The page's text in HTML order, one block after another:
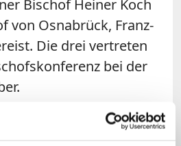
Bischof Heiner Koch
von Osnabrück, Franz-
Die drei vertreten
bei der